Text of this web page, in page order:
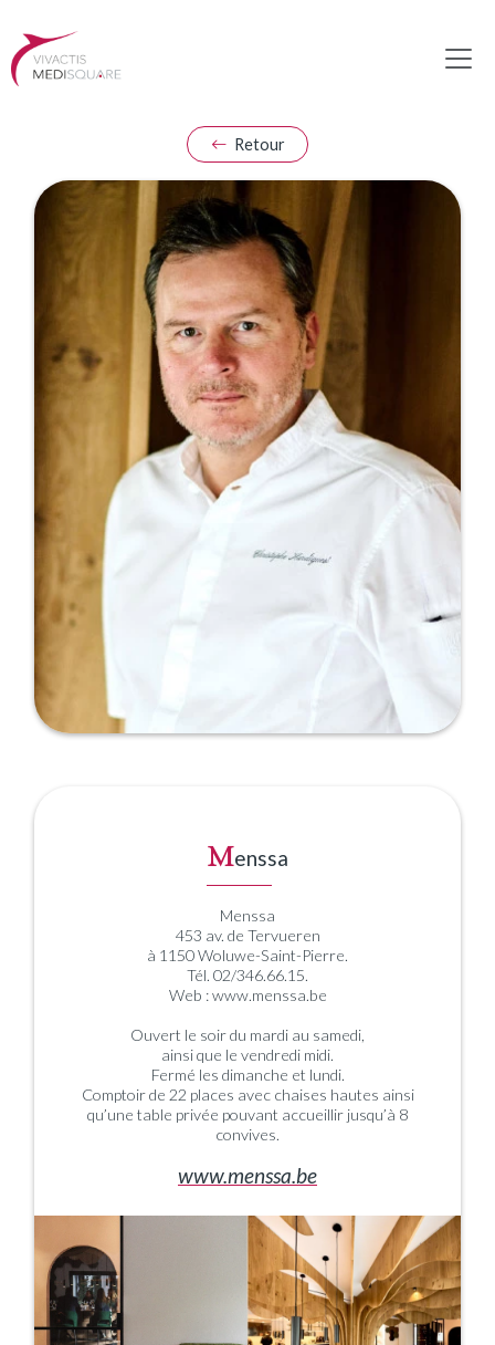
Retour
Menssa
Menssa
453 av. de Tervueren
à 1150 Woluwe-Saint-Pierre.
Tél. 02/346.66.15.
Web : www.menssa.be
Ouvert le soir du mardi au samedi,
ainsi que le vendredi midi.
Fermé les dimanche et lundi.
Comptoir de 22 places avec chaises hautes ainsi
qu’une table privée pouvant accueillir jusqu’à 8
convives.
www.menssa.be